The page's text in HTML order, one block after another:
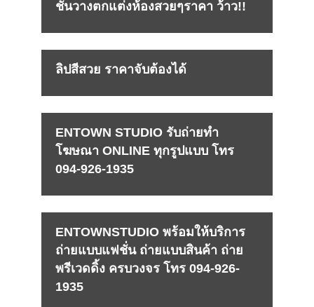
ชั้นวางตกแต่งห้องสวยๆราคา ว้าว!!
ลิปสีสวย ราคาจับต้องได้
ENTOWN STUDIO รับถ่ายทำ
โฆษณา ONLINE ทุกรูปแบบ โทร
094-926-1935
ENTOWNSTUDIO พร้อมให้บริการ
ถ่ายแบบแฟชั่น ถ่ายแบบสินค้า ถ่าย
พรีเวดดิ้ง ครบวงจร โทร 094-926-
1935